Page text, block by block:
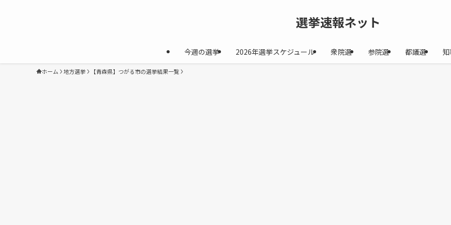
選挙速報ネット
今週の選挙 2026年選挙スケジュール 衆院選 参院選 都議選
ホーム 地方選挙 【青森県】つがる市の選挙結果一覧